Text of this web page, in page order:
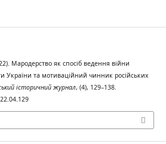
Мародерство як спосіб ведення війни
України та мотиваційний чинник російських
історичний журнал, (4), 129–138.